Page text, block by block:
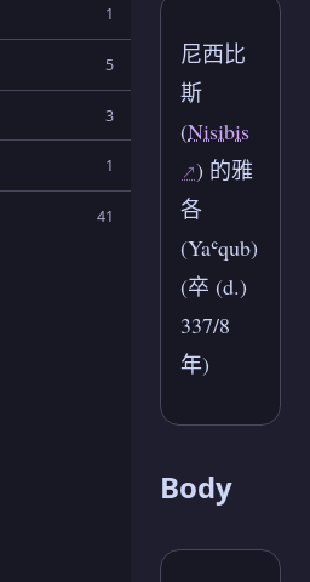
1
5
3
1
41
尼西比
斯
(Nisibis
) 的雅
各
(Yaʿqub)
(卒 (d.)
337/8
年)
Body